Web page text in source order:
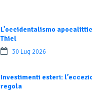
L’occidentalismo
Thiel
30 Lug 2026
Investimenti esteri:
regola